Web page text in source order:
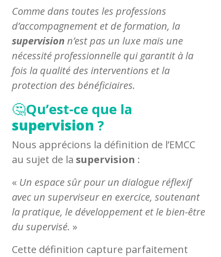
Comme dans toutes les professions
d’accompagnement et de formation, la
supervision n’est pas un luxe mais une
nécessité professionnelle qui garantit à la
fois la qualité des interventions et la
protection des bénéficiaires.
🤔Qu’est-ce que la
supervision ?
Nous apprécions la définition de l’EMCC
au sujet de la supervision :
« Un espace sûr pour un dialogue réflexif
avec un superviseur en exercice, soutenant
la pratique, le développement et le bien-être
du supervisé. »
Cette définition capture parfaitement